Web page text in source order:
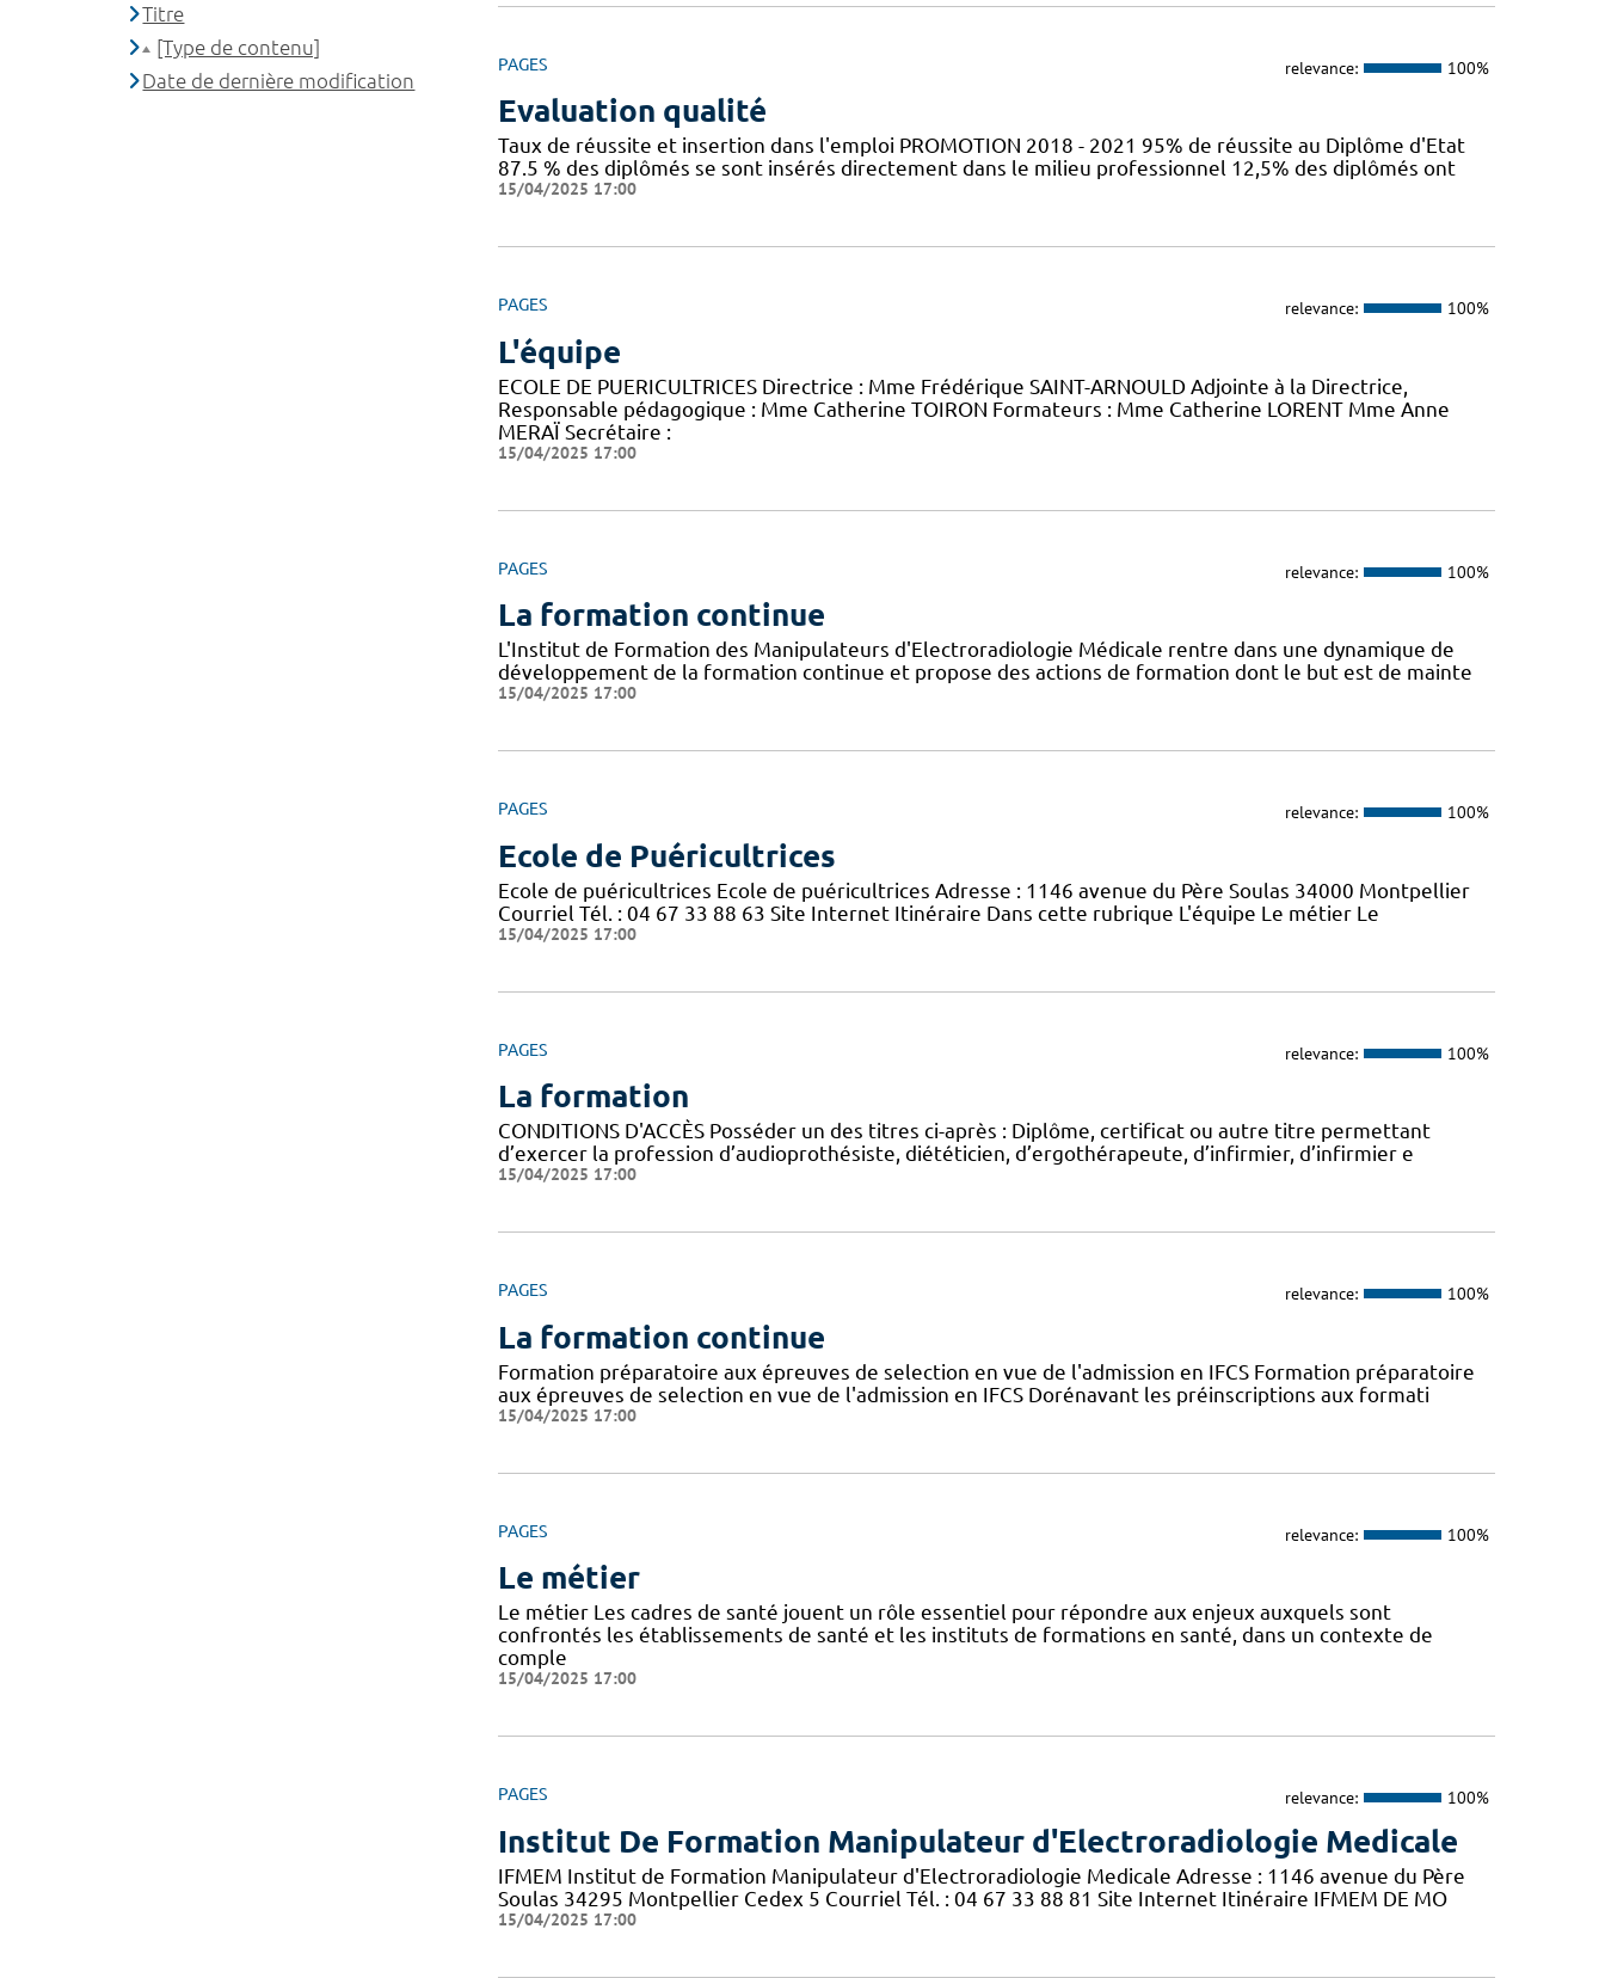
PAGES relevance: 100%
Evaluation qualité
Taux de réussite et insertion dans l'emploi PROMOTION 2018 - 2021 95% de réussite au Diplôme d'Etat
87.5 % des diplômés se sont insérés directement dans le milieu professionnel 12,5% des diplômés ont
15/04/2025 17:00
PAGES relevance: 100%
L'équipe
ECOLE DE PUERICULTRICES Directrice : Mme Frédérique SAINT-ARNOULD Adjointe à la Directrice,
Responsable pédagogique : Mme Catherine TOIRON Formateurs : Mme Catherine LORENT Mme Anne
MERAÏ Secrétaire :
15/04/2025 17:00
PAGES relevance: 100%
La formation continue
L'Institut de Formation des Manipulateurs d'Electroradiologie Médicale rentre dans une dynamique de
développement de la formation continue et propose des actions de formation dont le but est de mainte
15/04/2025 17:00
PAGES relevance: 100%
Ecole de Puéricultrices
Ecole de puéricultrices Ecole de puéricultrices Adresse : 1146 avenue du Père Soulas 34000 Montpellier
Courriel Tél. : 04 67 33 88 63 Site Internet Itinéraire Dans cette rubrique L'équipe Le métier Le
15/04/2025 17:00
PAGES relevance: 100%
La formation
CONDITIONS D'ACCÈS Posséder un des titres ci-après : Diplôme, certificat ou autre titre permettant
d’exercer la profession d’audioprothésiste, diététicien, d’ergothérapeute, d’infirmier, d’infirmier e
15/04/2025 17:00
PAGES relevance: 100%
La formation continue
Formation préparatoire aux épreuves de selection en vue de l'admission en IFCS Formation préparatoire
aux épreuves de selection en vue de l'admission en IFCS Dorénavant les préinscriptions aux formati
15/04/2025 17:00
PAGES relevance: 100%
Le métier
Le métier Les cadres de santé jouent un rôle essentiel pour répondre aux enjeux auxquels sont
confrontés les établissements de santé et les instituts de formations en santé, dans un contexte de
comple
15/04/2025 17:00
PAGES relevance: 100%
Institut De Formation Manipulateur d'Electroradiologie Medicale
IFMEM Institut de Formation Manipulateur d'Electroradiologie Medicale Adresse : 1146 avenue du Père
Soulas 34295 Montpellier Cedex 5 Courriel Tél. : 04 67 33 88 81 Site Internet Itinéraire IFMEM DE MO
15/04/2025 17:00
Titre
[Type de contenu]
Date de dernière modification